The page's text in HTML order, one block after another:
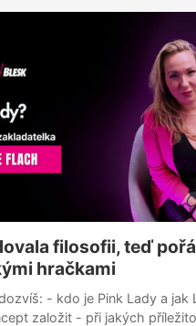
filosofii, teď
hračkami
- kdo je Pink Lady a jak
založit - při jakých